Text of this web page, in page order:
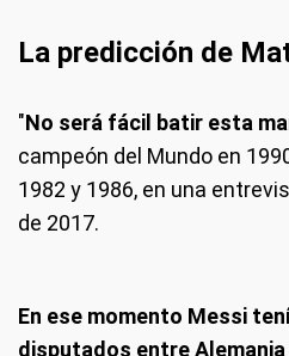
La predicción de
"No será fácil batir esta
campeón del Mundo en
1982 y 1986, en una
de 2017.
En ese momento Messi
disputados entre